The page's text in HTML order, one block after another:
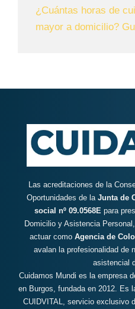
¿Cuántas horas de
mayor a domicilio?
Las acreditaciones de la
Oportunidades de la Junta de
social nº 09.0568E para
Domicilio y Asistencia
actuar como Agencia de
avalan la profesionalidad de
asistencial
Cuidamos Mundi es la empresa
en Burgos, fundada en 2012. Es
CUIDVITAL, servicio exclusivo